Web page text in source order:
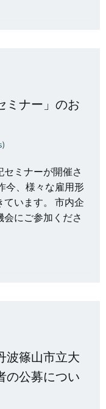
ミナー」のお
ミナーが開催さ
今、様々な雇用形
います。 市内企
にご参加くださ
波篠山市立大
の公募につい